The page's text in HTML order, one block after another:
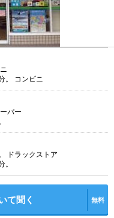
。 コンビニ
パー
ドラックストア
。
て聞く 無料